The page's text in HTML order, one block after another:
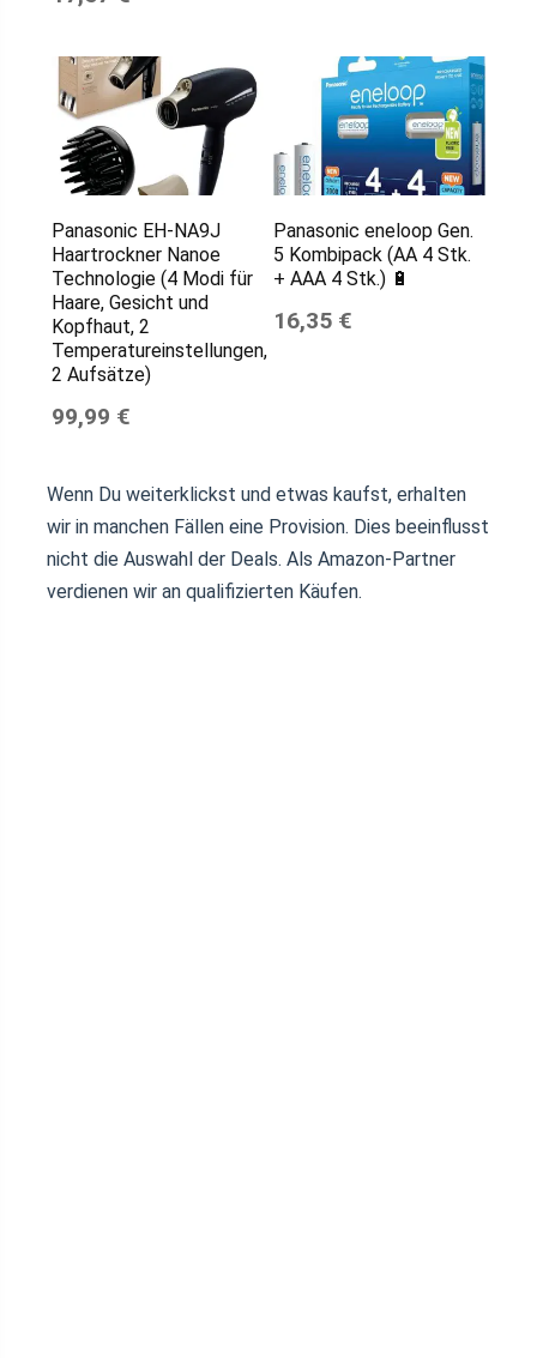
Panasonic EH-NA9J
Haartrockner Nanoe
Technologie (4 Modi für
Haare, Gesicht und
Kopfhaut, 2
Temperatureinstellungen,
2 Aufsätze)
99,99 €
Panasonic eneloop Gen.
5 Kombipack (AA 4 Stk.
+ AAA 4 Stk.) 🔋
16,35 €
Wenn Du weiterklickst und etwas kaufst, erhalten
wir in manchen Fällen eine Provision. Dies beeinflusst
nicht die Auswahl der Deals. Als Amazon-Partner
verdienen wir an qualifizierten Käufen.